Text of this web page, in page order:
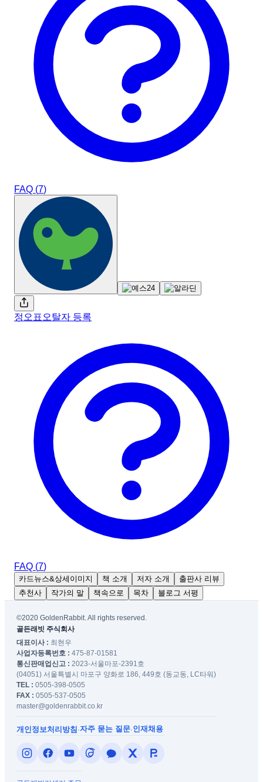
FAQ (7)
정오표 오탈자 등록
FAQ (7)
카드뉴스&상세이미지 책 소개 저자 소개
출판사 리뷰
추천사
작가의 말 책속으로 목차 블로그 서평
©2020 GoldenRabbit. All rights reserved.
골든래빗 주식회사
대표이사 : 최현우
사업자등록번호 : 475-87-01581
통신판매업신고 : 2023-서울마포-2391호
(04051) 서울특별시 마포구 양화로 186, 449호 (동교동, LC타워)
TEL : 0505-398-0505
FAX : 0505-537-0505
master@goldenrabbit.co.kr
개인정보처리방침 ·자주 묻는 질문·인재채용